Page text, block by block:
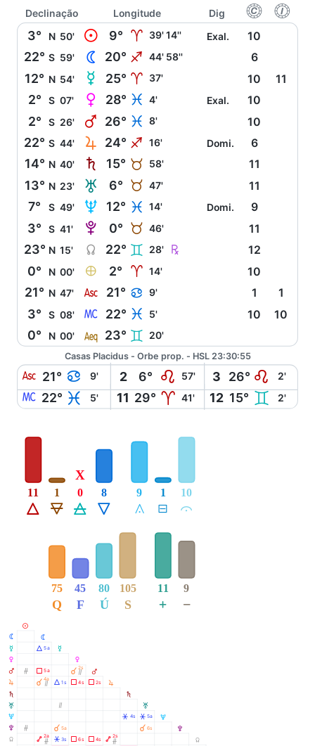
Declinação Longitude Dig f g
3° N 50' M 9° A 39' 14'' Exal. 10
22° S 59' N 20° I 44' 58'' 6
12° N 54' O 25° A 37' 10 11
2° S 07' P 28° L 4' Exal. 10
2° S 26' Q 26° L 8' 10
22° S 44' R 24° I 16' Domi. 6
14° N 40' S 15° B 58' 11
13° N 23' T 6° B 47' 11
7° S 49' U 12° L 14' Domi. 9
3° S 41' V 0° B 46' 11
23° N 15' Y 22° C 28' Ç 12
0° N 00' È 2° A 14' 10
21° N 47' W 21° D 9' 1 1
3° S 08' X 22° L 5' 10 10
0° N 00' l 23° C 20'
Casas Placidus - Orbe prop. - HSL 23:30:55
W 21° D 9' 2 6° E 57' 3 26° E 2'
X 22° L 5' 11 29° A 41' 12 15° C 2'
Á
11
Ë
1
Ô
0
X
Ê
8
Å
9
É
1
Ă
10
Q
75
F
45
Ú
80
S
105
+
11
−
9
M
N
N
O
O
P
P
Q
Q
R
R
S
S
T
T
U
U
V
V
Y
Y
Ó
Ó
Á 5a
Ã 5a
À Ò
4a
Ä Ó
2a
Á 1s
Ò
À 5a
Â 3s
À Ò
2s
Ã 4s
6s
Ã 2s
4s ÄÓ
2s
Â 4s Â 5a
À 6s